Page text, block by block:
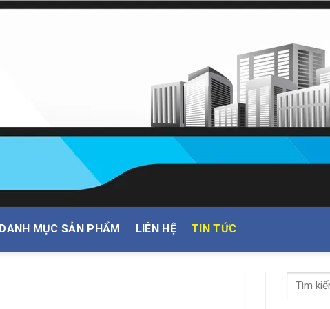
DANH MỤC SẢN PHẨM LIÊN HỆ TIN TỨC